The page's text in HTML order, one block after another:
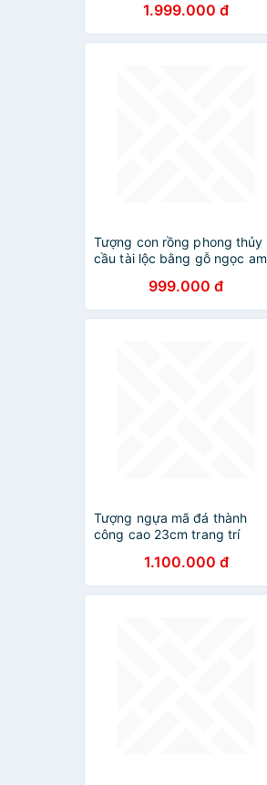
1.999.000 đ
Tượng con rồng phong thủy
cầu tài lộc bằng gỗ ngọc am
999.000 đ
Tượng ngựa mã đá thành
công cao 23cm trang trí
1.100.000 đ